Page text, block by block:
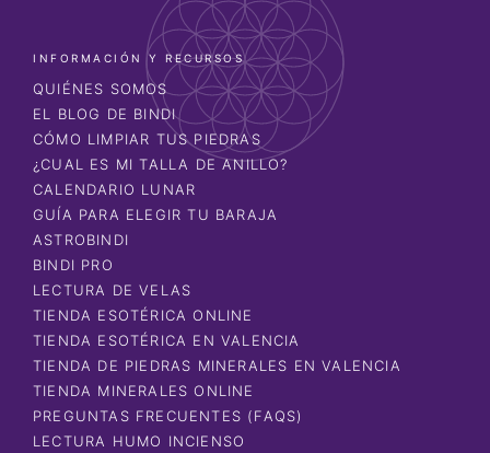
INFORMACIÓN Y RECURSOS
QUIÉNES SOMOS
EL BLOG DE BINDI
CÓMO LIMPIAR TUS PIEDRAS
¿CUAL ES MI TALLA DE ANILLO?
CALENDARIO LUNAR
GUÍA PARA ELEGIR TU BARAJA
ASTROBINDI
BINDI PRO
LECTURA DE VELAS
TIENDA ESOTÉRICA ONLINE
TIENDA ESOTÉRICA EN VALENCIA
TIENDA DE PIEDRAS MINERALES EN VALENCIA
TIENDA MINERALES ONLINE
PREGUNTAS FRECUENTES (FAQS)
LECTURA HUMO INCIENSO